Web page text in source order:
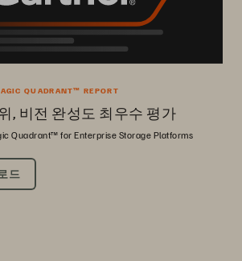
QUADRANT™ REPORT
, 비전 완성도 최우수 평가
Quadrant™ for Enterprise Storage Platforms
드